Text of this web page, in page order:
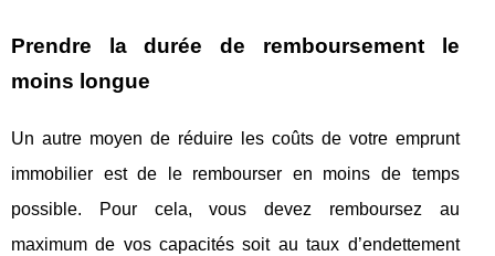
Prendre la durée de remboursement le
moins longue
Un autre moyen de réduire les coûts de votre emprunt
immobilier est de le rembourser en moins de temps
possible. Pour cela, vous devez remboursez au
maximum de vos capacités soit au taux d’endettement